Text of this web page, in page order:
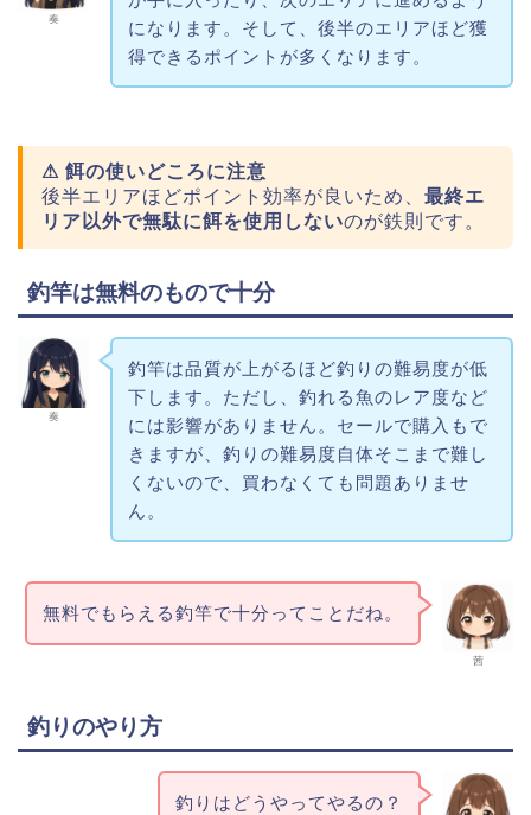
奏
になります。そして、後半のエリアほど獲
得できるポイントが多くなります。
⚠ 餌の使いどころに注意
後半エリアほどポイント効率が良いため、 最終エ
リア以外で無駄に餌を使用しないのが鉄則です。
釣竿は無料のもので十分
奏
釣竿は品質が上がるほど釣りの難易度が低
下します。ただし、釣れる魚のレア度など
には影響がありません。セールで購入もで
きますが、釣りの難易度自体そこまで難し
くないので、買わなくても問題ありませ
ん。
茜
無料でもらえる釣竿で十分ってことだね。
釣りのやり方
釣りはどうやってやるの？